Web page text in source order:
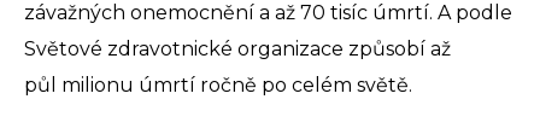
závažných onemocnění a až 70 tisíc úmrtí. A podle
Světové zdravotnické organizace způsobí až
půl milionu úmrtí ročně po celém světě.